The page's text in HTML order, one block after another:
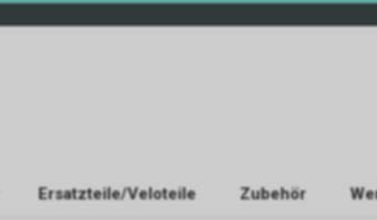
Ersatzteile/Veloteile Zubehör